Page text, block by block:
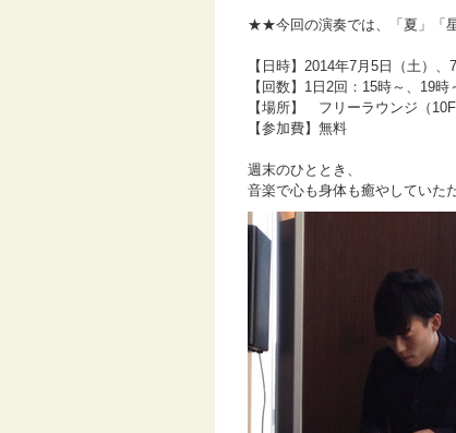
★★今回の演奏では、「夏」「
【日時】2014年7月5日（土）、
【回数】1日2回：15時～、19
【場所】 フリーラウンジ（10F
【参加費】無料
週末のひととき、
音楽で心も身体も癒やしていた